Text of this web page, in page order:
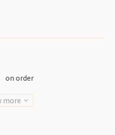
on order
more